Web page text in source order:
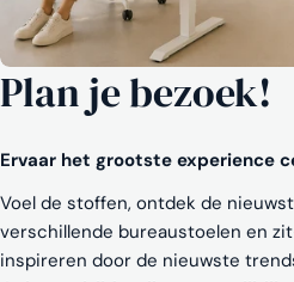
Plan je bezoek!
Ervaar het grootste experience
Voel de stoffen, ontdek de
verschillende bureaustoelen en
inspireren door de nieuwste